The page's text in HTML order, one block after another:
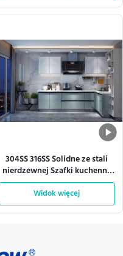
304SS 316SS Solidne ze stali
nierdzewnej Szafki kuchenne
w kształcie litery L
Widok więcej